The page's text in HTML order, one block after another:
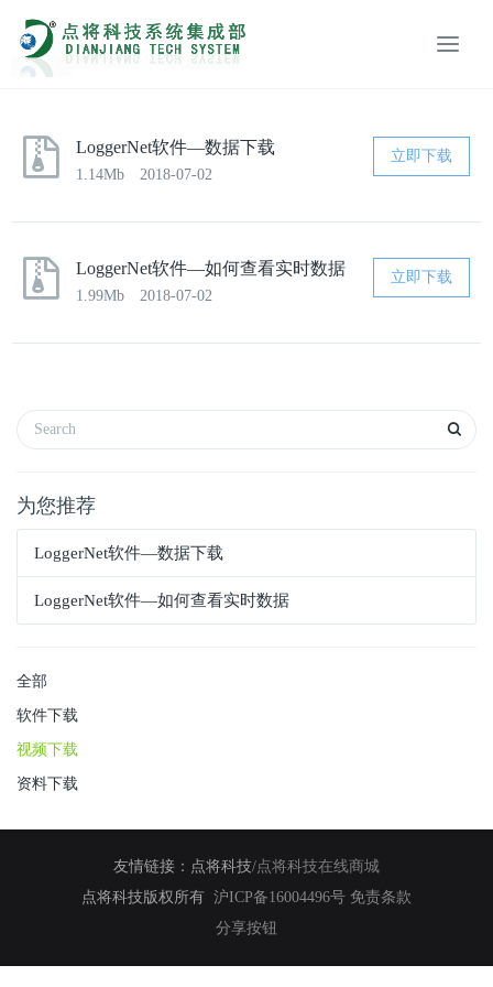
立即下载
LoggerNet软件—数据下载
1.14Mb 2018-07-02
立即下载
LoggerNet软件—如何查看实时数据
1.99Mb 2018-07-02
为您推荐
LoggerNet软件—数据下载
LoggerNet软件—如何查看实时数据
全部
软件下载
视频下载
资料下载
友情链接： 点将科技/点将科技在线商城
点将科技版权所有 沪ICP备16004496号 免责条款
分享按钮